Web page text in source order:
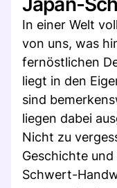
In einer Welt
von uns, was
fernöstlichen
liegt in den
sind
liegen dabei
Nicht zu
Geschichte
Schwert-